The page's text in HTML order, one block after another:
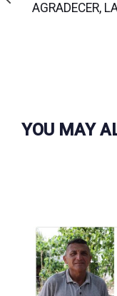
AGRADECER,
YOU MAY